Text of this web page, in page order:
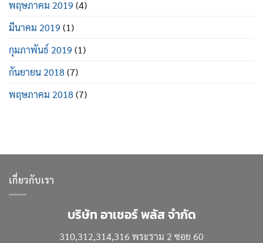
พฤษภาคม 2019 (4)
มีนาคม 2019 (1)
กุมภาพันธ์ 2019 (1)
กันยายน 2018(7)
พฤษภาคม 2018(7)
เกี่ยวกับเรา
บริษัท อาเชอร์ พลัส จำกัด
310,312,314,316 พระราม 2 ซอย 60